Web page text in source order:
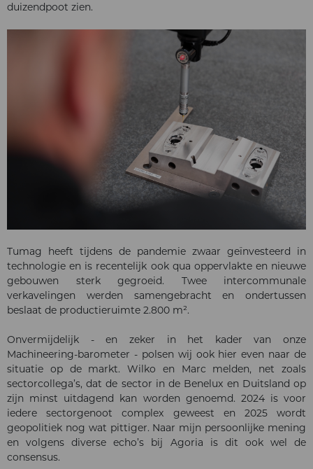
duizendpoot zien.
Tumag heeft tijdens de pandemie zwaar geïnvesteerd in
technologie en is recentelijk ook qua oppervlakte en nieuwe
gebouwen sterk gegroeid. Twee intercommunale
verkavelingen werden samengebracht en ondertussen
beslaat de productieruimte 2.800 m².
Onvermijdelijk - en zeker in het kader van onze
Machineering-barometer - polsen wij ook hier even naar de
situatie op de markt. Wilko en Marc melden, net zoals
sectorcollega’s, dat de sector in de Benelux en Duitsland op
zijn minst uitdagend kan worden genoemd. 2024 is voor
iedere sectorgenoot complex geweest en 2025 wordt
geopolitiek nog wat pittiger. Naar mijn persoonlijke mening
en volgens diverse echo’s bij Agoria is dit ook wel de
consensus.